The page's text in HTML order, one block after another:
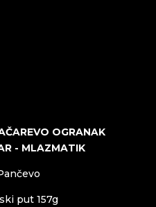
OGRANAK
- MLAZMATIK
put 157g